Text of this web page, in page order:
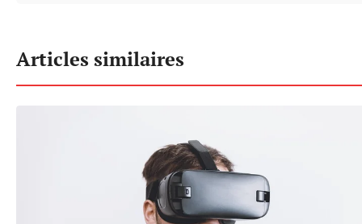
Articles similaires